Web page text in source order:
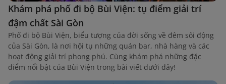
Khám phá phố đi bộ Bùi Viện: tụ điểm giải trí
đậm chất Sài Gòn
Phố đi bộ Bùi Viện, biểu tượng của đời sống về đêm sôi động
của Sài Gòn, là nơi hội tụ những quán bar, nhà hàng và các
hoạt động giải trí phong phú. Cùng khám phá những đặc
điểm nổi bật của Bùi Viện trong bài viết dưới đây!